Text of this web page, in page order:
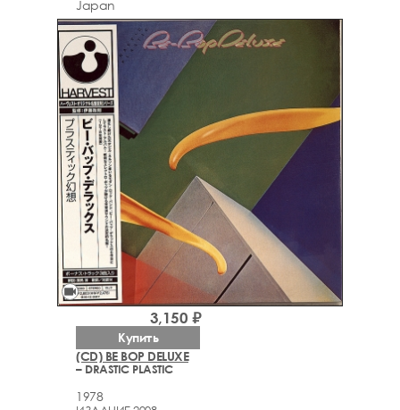
Japan
videocam
(CD) BE BOP DELUXE
– DRASTIC PLASTIC
1978
3,150 ₽
Купить